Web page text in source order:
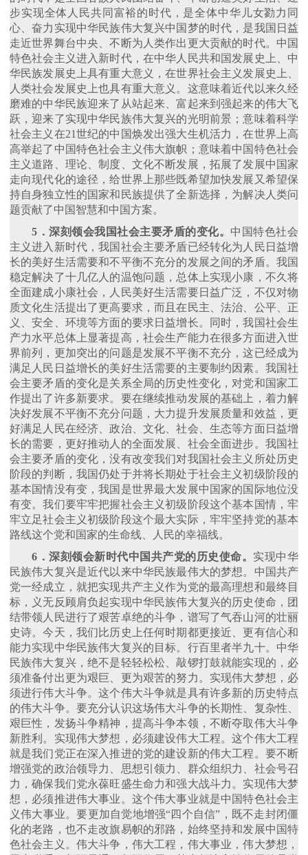
步实现全体人民共同富裕的时代，是全体中华儿女勠力同
心、奋力实现中华民族伟大复兴中国梦的时代，是我国日益
走近世界舞台中央、不断为人类作出更大贡献的时代。中国
特色社会主义进入新时代，在中华人民共和国发展史上、中
华民族发展史上具有重大意义，在世界社会主义发展史上、
人类社会发展史上也具有重大意义。这意味着近代以来久经
磨难的中华民族迎来了从站起来、富起来到强起来的伟大飞
跃，迎来了实现中华民族伟大复兴的光明前景；意味着科学
社会主义在21世纪的中国焕发出强大生机活力，在世界上高
高举起了中国特色社会主义伟大旗帜；意味着中国特色社会
主义道路、理论、制度、文化不断发展，拓展了发展中国家
走向现代化的途径，给世界上那些既希望加快发展又希望保
持自身独立性的国家和民族提供了全新选择，为解决人类问
题贡献了中国智慧和中国方案。
5．深刻领会我国社会主要矛盾的变化。 中国特色社会
主义进入新时代，我国社会主要矛盾已经转化为人民日益增
长的美好生活需要和不平衡不充分的发展之间的矛盾。我国
稳定解决了十几亿人的温饱问题，总体上实现小康，不久将
全面建成小康社会，人民美好生活需要日益广泛，不仅对物
质文化生活提出了更高要求，而且在民主、法治、公平、正
义、安全、环境等方面的要求日益增长。同时，我国社会生
产力水平总体上显著提高，社会生产能力在很多方面进入世
界前列，更加突出的问题是发展不平衡不充分，这已经成为
满足人民日益增长的美好生活需要的主要制约因素。我国社
会主要矛盾的变化是关系全局的历史性变化，对党和国家工
作提出了许多新要求。要在继续推动发展的基础上，着力解
决好发展不平衡不充分问题，大力提升发展质量和效益，更
好满足人民在经济、政治、文化、社会、生态等方面日益增
长的需要，更好推动人的全面发展、社会全面进步。我国社
会主要矛盾的变化，没有改变我们对我国社会主义所处历史
阶段的判断，我国仍处于并将长期处于社会主义初级阶段的
基本国情没有变，我国是世界最大发展中国家的国际地位没
有变。我们要牢牢把握社会主义初级阶段这个基本国情，牢
牢立足社会主义初级阶段这个最大实际，牢牢坚持党的基本
路线这个党和国家的生命线、人民的幸福线。
6．深刻领会新时代中国共产党的历史使命。 实现中华
民族伟大复兴是近代以来中华民族最伟大的梦想。中国共产
党一经成立，就把实现共产主义作为党的最高理想和最终目
标，义无反顾肩负起实现中华民族伟大复兴的历史使命，团
结带领人民进行了艰苦卓绝的斗争，谱写了气吞山河的壮丽
史诗。今天，我们比历史上任何时期都更接近、更有信心和
能力实现中华民族伟大复兴的目标。行百里者半九十。中华
民族伟大复兴，绝不是轻轻松松、敲锣打鼓就能实现的，必
须准备付出更为艰巨、更为艰苦的努力。实现伟大梦想，必
须进行伟大斗争。这个伟大斗争就是具有许多新的历史特点
的伟大斗争。要充分认识这场伟大斗争的长期性、复杂性、
艰巨性，发扬斗争精神，提高斗争本领，不断夺取伟大斗争
新胜利。实现伟大梦想，必须建设伟大工程。这个伟大工程
就是我们党正在深入推进的党的建设新的伟大工程。要不断
增强党的政治领导力、思想引领力、群众组织力、社会号召
力，确保我们党永葆旺盛生命力和强大战斗力。实现伟大梦
想，必须推进伟大事业。这个伟大事业就是中国特色社会主
义伟大事业。要更加自觉地增强“四个自信”，既不走封闭僵
化的老路，也不走改旗易帜的邪路，始终坚持和发展中国特
色社会主义。伟大斗争，伟大工程，伟大事业，伟大梦想，